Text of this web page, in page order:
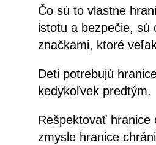
Čo sú to vlastne
istotu a bezpečie, sú
značkami, ktoré
Deti potrebujú
kedykoľvek predtým.
Rešpektovať
zmysle hranice